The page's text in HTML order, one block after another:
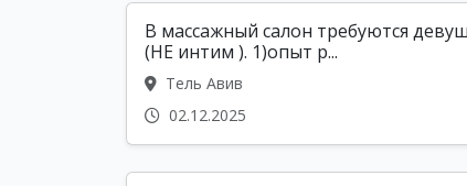
В массажный салон требуются
(НЕ интим ). 1)опыт р...
Тель Авив
02.12.2025